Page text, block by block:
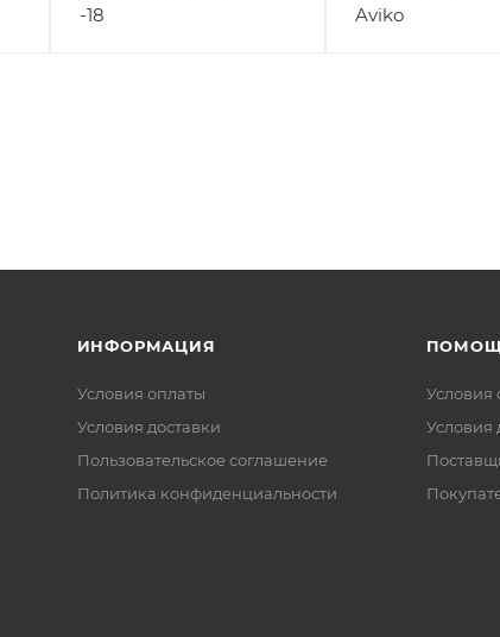
-18 Aviko
ИНФОРМАЦИЯ
Условия оплаты
Условия доставки
Пользовательское соглашение
Политика конфиденциальности
Условия
Условия